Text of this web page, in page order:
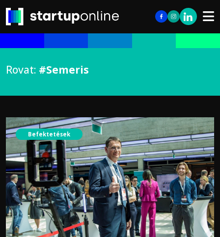
Rovat: #Semeris
Befektetések